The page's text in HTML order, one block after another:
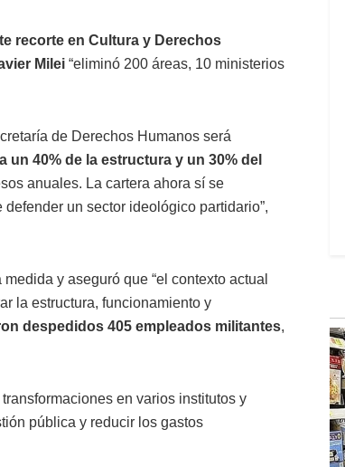
recorte en Cultura y Derechos
Milei “eliminó 200 áreas, 10 ministerios
de Derechos Humanos será
un 40% de la estructura y un 30% del
anuales. La cartera ahora sí se
un sector ideológico partidario”,
medida y aseguró que “el contexto actual
la estructura, funcionamiento y
despedidos 405 empleados militantes,
en varios institutos y
pública y reducir los gastos